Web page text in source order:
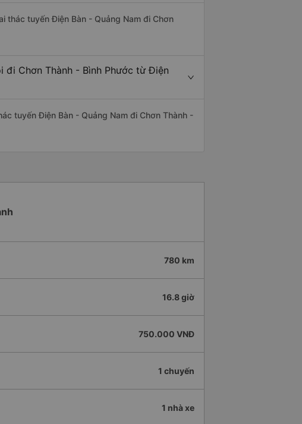
thác tuyến Điện Bàn - Quảng Nam đi Chơn
đi Chơn Thành - Bình Phước từ Điện
tuyến Điện Bàn - Quảng Nam đi Chơn Thành -
780 km
16.8 giờ
750.000 VNĐ
1 chuyến
1 nhà xe